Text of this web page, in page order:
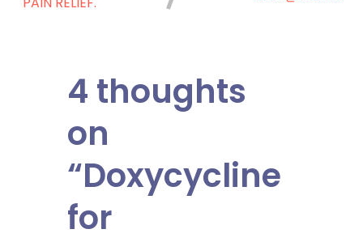
4 thoughts
on
“Doxycycline
for